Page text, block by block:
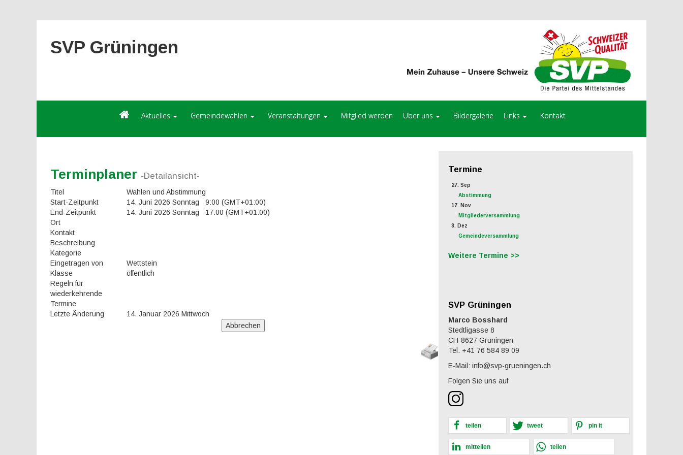
SVP Grüningen
Aktuelles Gemeindewahlen Veranstaltungen Mitglied werden Über uns Bildergalerie Links Kontakt
Terminplaner -Detailansicht-
Titel
Wahlen und Abstimmung
Start-Zeitpunkt
14. Juni 2026 Sonntag 9:00 (GMT+01:00)
End-Zeitpunkt
14. Juni 2026 Sonntag 17:00 (GMT+01:00)
Ort
Kontakt
Beschreibung
Kategorie
Eingetragen von
Wettstein
Klasse
öffentlich
Regeln für
wiederkehrende
Termine
Letzte Änderung
14. Januar 2026 Mittwoch
Termine
27. Sep
Abstimmung
17. Nov
Mitgliederversammlung
8. Dez
Gemeindeversammlung
Weitere Termine >>
SVP Grüningen
Marco Bosshard
Stedtligasse 8
CH-8627 Grüningen
Tel. +41 76 584 89 09
E-Mail: info@svp-grueningen.ch
Folgen Sie uns auf
teilen tweet pin it
mitteilen teilen